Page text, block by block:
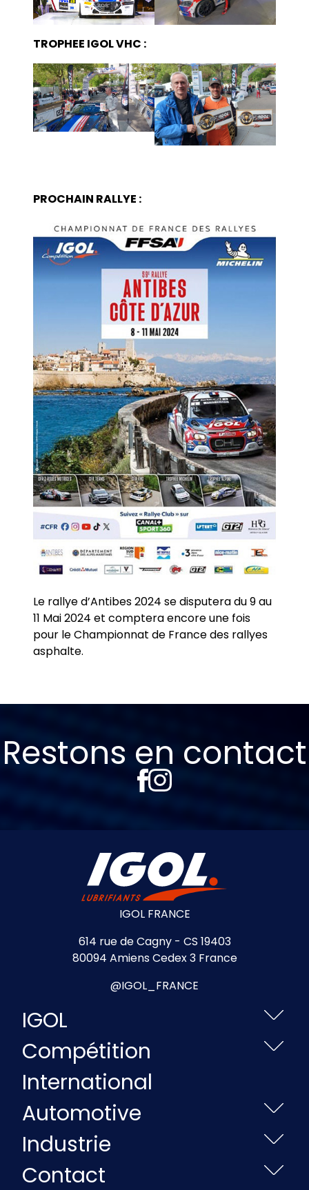
TROPHEE IGOL VHC :
PROCHAIN RALLYE :
Le rallye d’Antibes 2024 se disputera du 9 au
11 Mai 2024 et comptera encore une fois
pour le Championnat de France des rallyes
asphalte.
Restons en contact
IGOL FRANCE
614 rue de Cagny - CS 19403
80094 Amiens Cedex 3 France
@IGOL_FRANCE
IGOL
Compétition
International
Automotive
Industrie
Contact